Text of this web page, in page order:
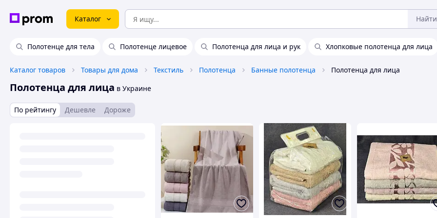
Каталог Найти
Полотенце для тела Полотенце лицевое Полотенца для лица и рук Хлопковые полотенца для лица
Каталог товаров Товары для дома Текстиль Полотенца Банные полотенца Полотенца для лица
Полотенца для лица в Украине
По рейтингу Дешевле Дороже